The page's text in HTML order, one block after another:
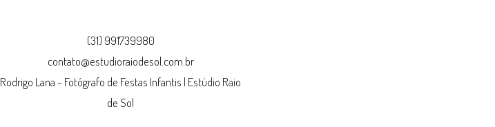
(31) 991739980
contato@estudioraiodesol.com.br
Rodrigo Lana - Fotógrafo de Festas Infantis | Estúdio Raio
de Sol